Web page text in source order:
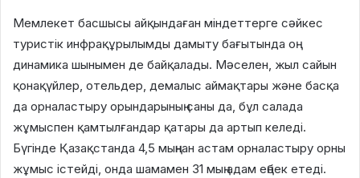
Мемлекет басшысы айқындаған міндеттерге сәйкес
туристік инфрақұрылымды дамыту бағытында оң
динамика шынымен де байқалады. Мәселен, жыл сайын
қонақүйлер, отельдер, демалыс аймақтары және басқа
да орналастыру орындарының саны да, бұл салада
жұмыспен қамтылғандар қатары да артып келеді.
Бүгінде Қазақстанда 4,5 мыңнан астам орналастыру орны
жұмыс істейді, онда шамамен 31 мың адам еңбек етеді.